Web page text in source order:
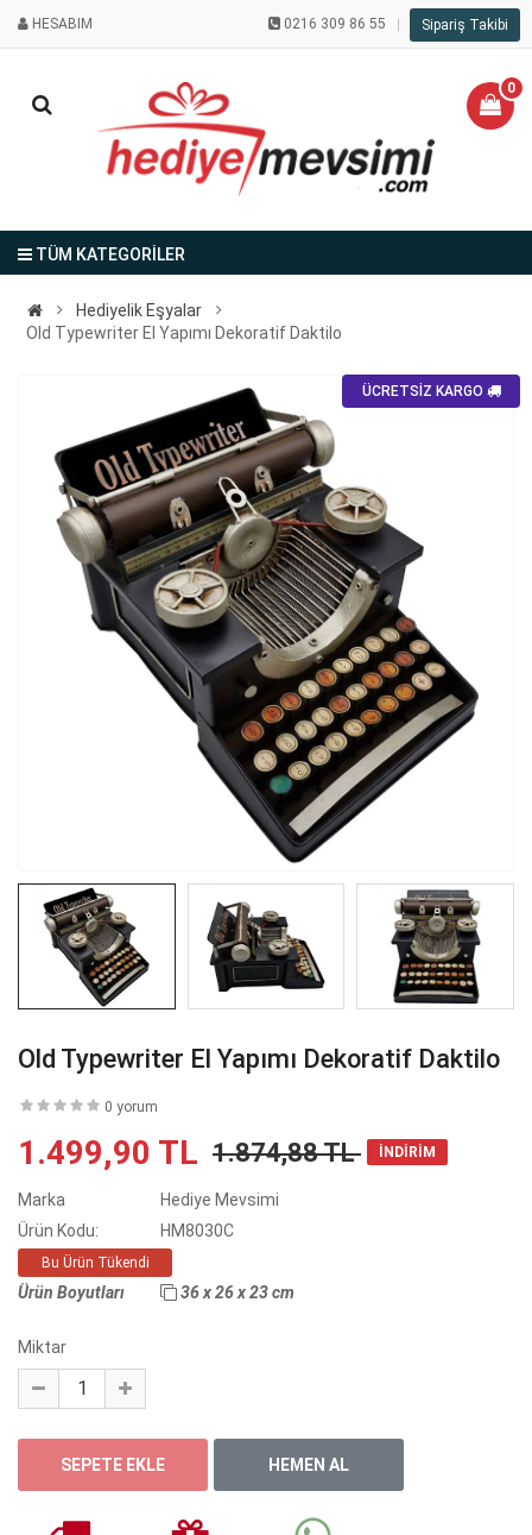
HESABIM 0216 309 86 55 Sipariş Takibi
0
TÜM KATEGORİLER
Hediyelik Eşyalar
Old Typewriter El Yapımı Dekoratif Daktilo
ÜCRETSİZ KARGO
Old Typewriter El Yapımı Dekoratif Daktilo
0 yorum
1.499,90 TL 1.874,88 TL İNDİRİM
Marka
Hediye Mevsimi
Ürün Kodu:
HM8030C
Bu Ürün Tükendi
Ürün Boyutları 36 x 26 x 23 cm
Miktar